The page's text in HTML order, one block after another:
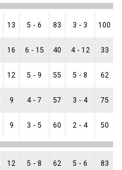
13 5 - 6 83 3 - 3 100
16 6 - 15 40 4 - 12 33
12 5 - 9 55 5 - 8 62
9 4 - 7 57 3 - 4 75
9 3 - 5 60 2 - 4 50
12 5 - 8 62 5 - 6 83